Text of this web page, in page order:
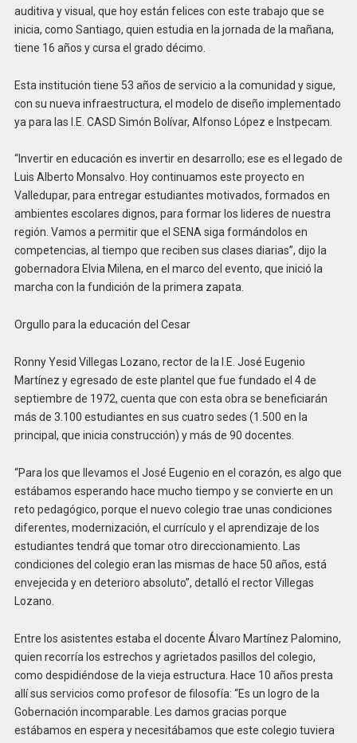
auditiva y visual, que hoy están felices con este trabajo que se
inicia, como Santiago, quien estudia en la jornada de la mañana,
tiene 16 años y cursa el grado décimo.
Esta institución tiene 53 años de servicio a la comunidad y sigue,
con su nueva infraestructura, el modelo de diseño implementado
ya para las I.E. CASD Simón Bolívar, Alfonso López e Instpecam.
“Invertir en educación es invertir en desarrollo; ese es el legado de
Luis Alberto Monsalvo. Hoy continuamos este proyecto en
Valledupar, para entregar estudiantes motivados, formados en
ambientes escolares dignos, para formar los lideres de nuestra
región. Vamos a permitir que el SENA siga formándolos en
competencias, al tiempo que reciben sus clases diarias”, dijo la
gobernadora Elvia Milena, en el marco del evento, que inició la
marcha con la fundición de la primera zapata.
Orgullo para la educación del Cesar
Ronny Yesid Villegas Lozano, rector de la I.E. José Eugenio
Martínez y egresado de este plantel que fue fundado el 4 de
septiembre de 1972, cuenta que con esta obra se beneficiarán
más de 3.100 estudiantes en sus cuatro sedes (1.500 en la
principal, que inicia construcción) y más de 90 docentes.
“Para los que llevamos el José Eugenio en el corazón, es algo que
estábamos esperando hace mucho tiempo y se convierte en un
reto pedagógico, porque el nuevo colegio trae unas condiciones
diferentes, modernización, el currículo y el aprendizaje de los
estudiantes tendrá que tomar otro direccionamiento. Las
condiciones del colegio eran las mismas de hace 50 años, está
envejecida y en deterioro absoluto”, detalló el rector Villegas
Lozano.
Entre los asistentes estaba el docente Álvaro Martínez Palomino,
quien recorría los estrechos y agrietados pasillos del colegio,
como despidiéndose de la vieja estructura. Hace 10 años presta
allí sus servicios como profesor de filosofía: “Es un logro de la
Gobernación incomparable. Les damos gracias porque
estábamos en espera y necesitábamos que este colegio tuviera